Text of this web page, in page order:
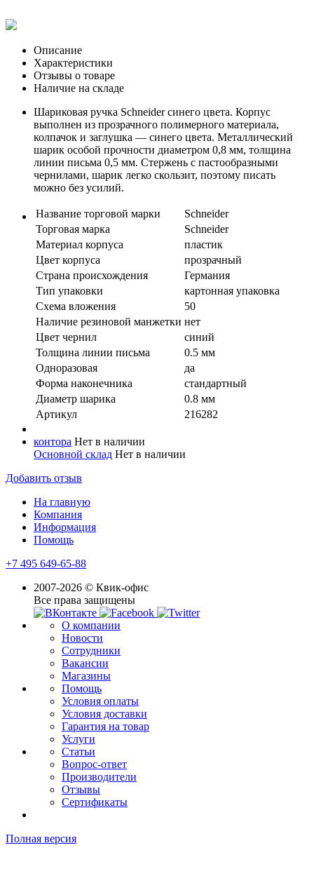
Описание
Характеристики
Отзывы о товаре
Наличие на складе
Шариковая ручка Schneider синего цвета. Корпус
выполнен из прозрачного полимерного материала,
колпачок и заглушка — синего цвета. Металлический
шарик особой прочности диаметром 0,8 мм, толщина
линии письма 0,5 мм. Стержень с пастообразными
чернилами, шарик легко скользит, поэтому писать
можно без усилий.
Название торговой марки
Schneider
Торговая марка
Schneider
Материал корпуса
пластик
Цвет корпуса
прозрачный
Страна происхождения
Германия
Тип упаковки
картонная упаковка
Схема вложения
50
Наличие резиновой манжетки нет
Цвет чернил
синий
Толщина линии письма
0.5 мм
Одноразовая
да
Форма наконечника
стандартный
Диаметр шарика
0.8 мм
Артикул
216282
контора Нет в наличии
Основной склад Нет в наличии
Добавить отзыв
На главную
Компания
Информация
Помощь
+7 495 649-65-88
2007-2026 © Квик-офис
Все права защищены
О компании
Новости
Сотрудники
Вакансии
Магазины
Помощь
Условия оплаты
Условия доставки
Гарантия на товар
Услуги
Статьи
Вопрос-ответ
Производители
Отзывы
Сертификаты
Полная версия